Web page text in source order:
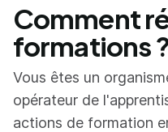
Comment
formations
Vous êtes un
opérateur de
actions de formation